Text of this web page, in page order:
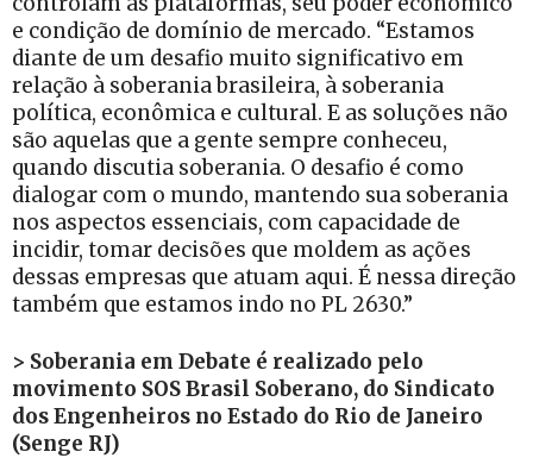
e condição de domínio de mercado. “Estamos
diante de um desafio muito significativo em
relação à soberania brasileira, à soberania
política, econômica e cultural. E as soluções não
são aquelas que a gente sempre conheceu,
quando discutia soberania. O desafio é como
dialogar com o mundo, mantendo sua soberania
nos aspectos essenciais, com capacidade de
incidir, tomar decisões que moldem as ações
dessas empresas que atuam aqui. É nessa direção
também que estamos indo no PL 2630.”
> Soberania em Debate é realizado pelo
movimento SOS Brasil Soberano, do Sindicato
dos Engenheiros no Estado do Rio de Janeiro
(Senge RJ)